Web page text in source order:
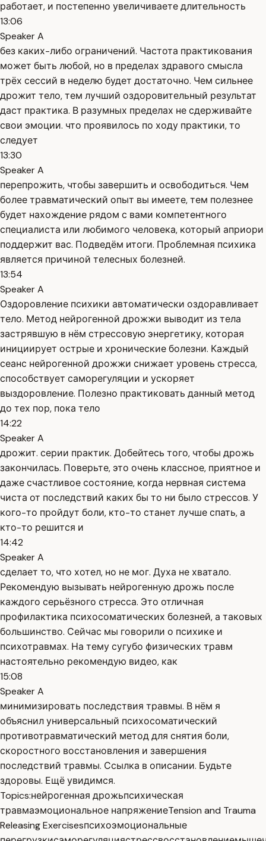
работает, и постепенно увеличиваете длительность
13:06
Speaker A
без каких-либо ограничений. Частота практикования
может быть любой, но в пределах здравого смысла
трёх сессий в неделю будет достаточно. Чем сильнее
дрожит тело, тем лучший оздоровительный результат
даст практика. В разумных пределах не сдерживайте
свои эмоции. что проявилось по ходу практики, то
следует
13:30
Speaker A
перепрожить, чтобы завершить и освободиться. Чем
более травматический опыт вы имеете, тем полезнее
будет нахождение рядом с вами компетентного
специалиста или любимого человека, который априори
поддержит вас. Подведём итоги. Проблемная психика
является причиной телесных болезней.
13:54
Speaker A
Оздоровление психики автоматически оздоравливает
тело. Метод нейрогенной дрожжи выводит из тела
застрявшую в нём стрессовую энергетику, которая
инициирует острые и хронические болезни. Каждый
сеанс нейрогенной дрожжи снижает уровень стресса,
способствует саморегуляции и ускоряет
выздоровление. Полезно практиковать данный метод
до тех пор, пока тело
14:22
Speaker A
дрожит. серии практик. Добейтесь того, чтобы дрожь
закончилась. Поверьте, это очень классное, приятное и
даже счастливое состояние, когда нервная система
чиста от последствий каких бы то ни было стрессов. У
кого-то пройдут боли, кто-то станет лучше спать, а
кто-то решится и
14:42
Speaker A
сделает то, что хотел, но не мог. Духа не хватало.
Рекомендую вызывать нейрогенную дрожь после
каждого серьёзного стресса. Это отличная
профилактика психосоматических болезней, а таковых
большинство. Сейчас мы говорили о психике и
психотравмах. На тему сугубо физических травм
настоятельно рекомендую видео, как
15:08
Speaker A
минимизировать последствия травмы. В нём я
объяснил универсальный психосоматический
противотравматический метод для снятия боли,
скоростного восстановления и завершения
последствий травмы. Ссылка в описании. Будьте
здоровы. Ещё увидимся.
Topics:нейрогенная дрожьпсихическая
травмаэмоциональное напряжениеTension and Trauma
Releasing Exercisesпсихоэмоциональные